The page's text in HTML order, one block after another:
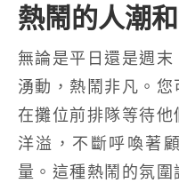
熱鬧的人潮
無論是平日還是週
湧動，熱鬧非凡。您
在攤位前排隊等待
洋溢，不斷呼喚著
量。這種熱鬧的氛